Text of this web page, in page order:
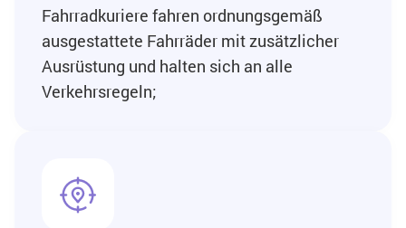
Fahrradkuriere fahren ordnungsgemäß
ausgestattete Fahrräder mit zusätzlicher
Ausrüstung und halten sich an alle
Verkehrsregeln;